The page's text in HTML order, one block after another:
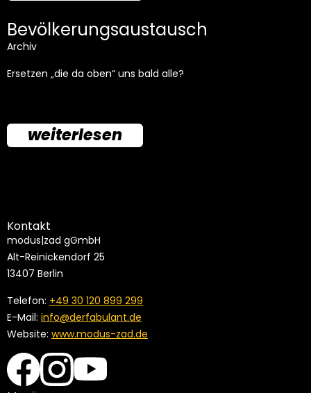
Bevölkerungsaustausch
Archiv
Ersetzen „die da oben“ uns bald alle?
weiterlesen
Kontakt
modus|zad gGmbH
Alt-Reinickendorf 25
13407 Berlin
Telefon: +49 30 120 899 299
E-Mail: info@derfabulant.de
Website: www.modus-zad.de